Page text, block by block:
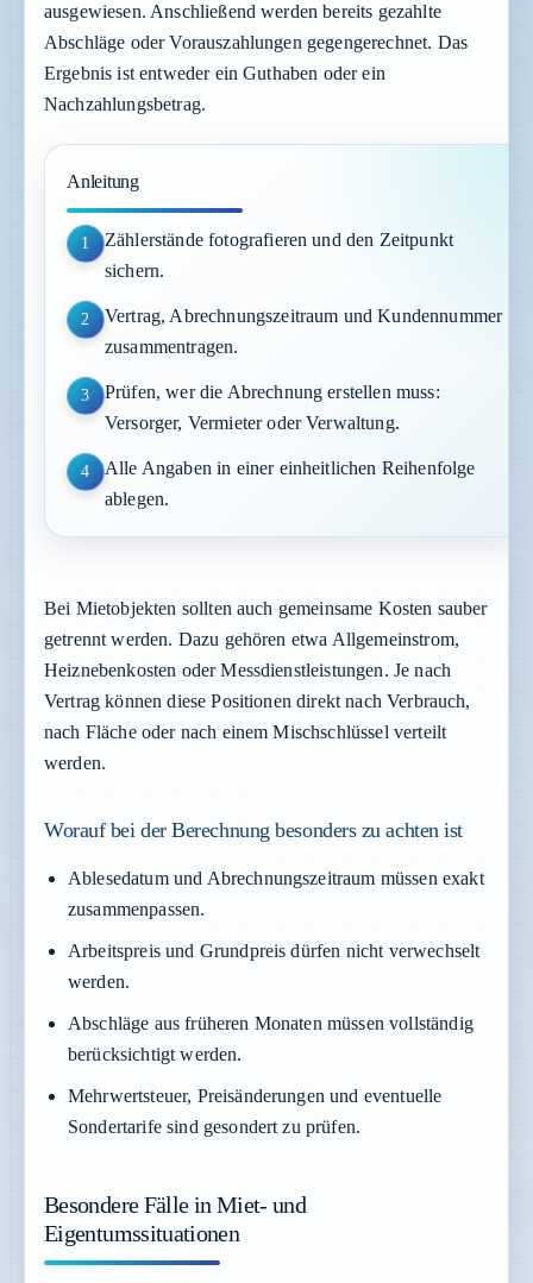
ausgewiesen. Anschließend werden bereits gezahlte
Abschläge oder Vorauszahlungen gegengerechnet. Das
Ergebnis ist entweder ein Guthaben oder ein
Nachzahlungsbetrag.
Anleitung
1
Zählerstände fotografieren und den Zeitpunkt
sichern.
2
Vertrag, Abrechnungszeitraum und Kundennummer
zusammentragen.
3
Prüfen, wer die Abrechnung erstellen muss:
Versorger, Vermieter oder Verwaltung.
4
Alle Angaben in einer einheitlichen Reihenfolge
ablegen.
Bei Mietobjekten sollten auch gemeinsame Kosten sauber
getrennt werden. Dazu gehören etwa Allgemeinstrom,
Heiznebenkosten oder Messdienstleistungen. Je nach
Vertrag können diese Positionen direkt nach Verbrauch,
nach Fläche oder nach einem Mischschlüssel verteilt
werden.
Worauf bei der Berechnung besonders zu achten ist
Ablesedatum und Abrechnungszeitraum müssen exakt
zusammenpassen.
Arbeitspreis und Grundpreis dürfen nicht verwechselt
werden.
Abschläge aus früheren Monaten müssen vollständig
berücksichtigt werden.
Mehrwertsteuer, Preisänderungen und eventuelle
Sondertarife sind gesondert zu prüfen.
Besondere Fälle in Miet- und
Eigentumssituationen